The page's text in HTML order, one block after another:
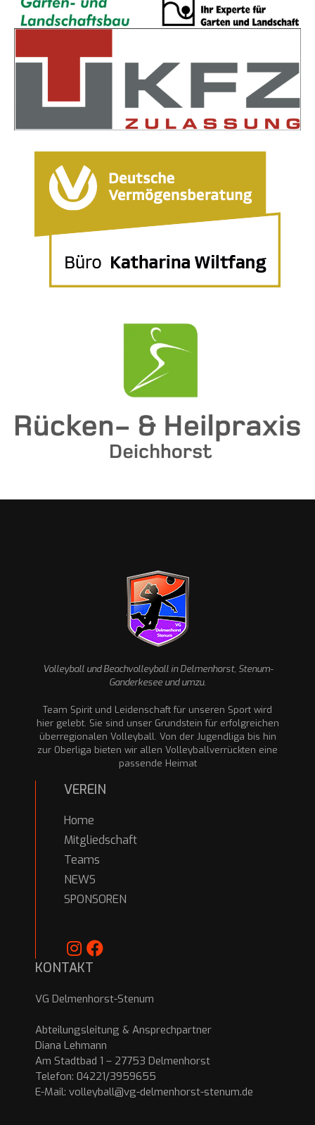
Volleyball und Beachvolleyball in Delmenhorst, Stenum-
Ganderkesee und umzu.
Team Spirit und Leidenschaft für unseren Sport wird
hier gelebt. Sie sind unser Grundstein für erfolgreichen
überregionalen Volleyball. Von der Jugendliga bis hin
zur Oberliga bieten wir allen Volleyballverrückten eine
passende Heimat
VEREIN
Home
Mitgliedschaft
Teams
NEWS
SPONSOREN
KONTAKT
VG Delmenhorst-Stenum
Abteilungsleitung & Ansprechpartner
Diana Lehmann
Am Stadtbad 1 – 27753 Delmenhorst
Telefon: 04221/3959655
E-Mail: volleyball@vg-delmenhorst-stenum.de